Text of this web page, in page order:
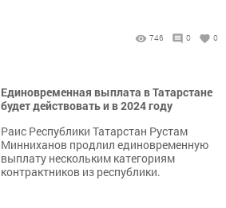
746 0 0
Единовременная выплата в Татарстане
будет действовать и в 2024 году
Раис Республики Татарстан Рустам
Минниханов продлил единовременную
выплату нескольким категориям
контрактников из республики.